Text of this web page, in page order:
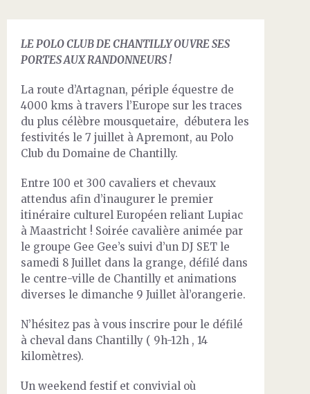
LE POLO CLUB DE CHANTILLY OUVRE SES
PORTES AUX RANDONNEURS !
La route d’Artagnan, périple équestre de
4000 kms à travers l’Europe sur les traces
du plus célèbre mousquetaire, débutera les
festivités le 7 juillet à Apremont, au Polo
Club du Domaine de Chantilly.
Entre 100 et 300 cavaliers et chevaux
attendus afin d’inaugurer le premier
itinéraire culturel Européen reliant Lupiac
à Maastricht ! Soirée cavalière animée par
le groupe Gee Gee’s suivi d’un DJ SET le
samedi 8 Juillet dans la grange, défilé dans
le centre-ville de Chantilly et animations
diverses le dimanche 9 Juillet àl’orangerie.
N’hésitez pas à vous inscrire pour le défilé
à cheval dans Chantilly ( 9h-12h , 14
kilomètres).
Un weekend festif et convivial où